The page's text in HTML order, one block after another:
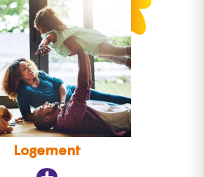
Logement